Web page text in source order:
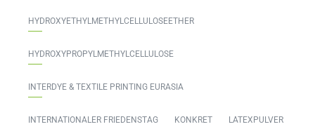
HYDROXYETHYLMETHYLCELLULOSEETHER
HYDROXYPROPYLMETHYLCELLULOSE
INTERDYE & TEXTILE PRINTING EURASIA
INTERNATIONALER FRIEDENSTAG KONKRET LATEXPULVER